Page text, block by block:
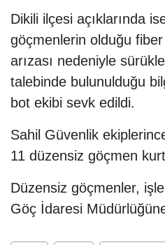
Dikili ilçesi açıklarında
göçmenlerin olduğu
arızası nedeniyle
talebinde bulunulduğu
bot ekibi sevk edildi.
Sahil Güvenlik
11 düzensiz göçmen
Düzensiz göçmenler,
Göç İdaresi